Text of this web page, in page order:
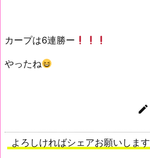
カープは6連勝ー
やったね

よろしければシェアお願いします